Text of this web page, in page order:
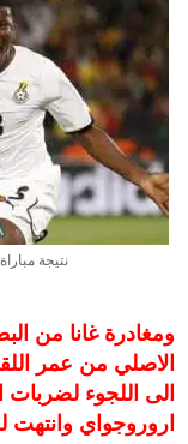
نتيجة
الاصلي من عمر
الى اللجوء لضربات
اروروجواي وانتهت